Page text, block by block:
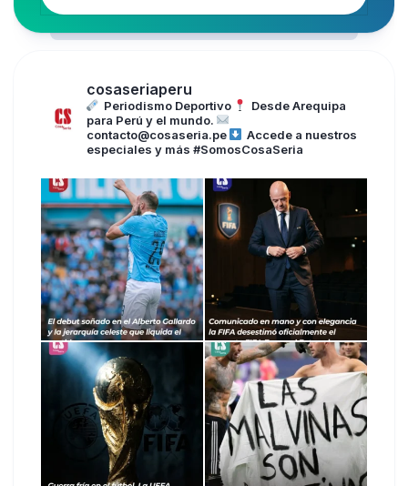
cosaseriaperu
Periodismo Deportivo
Desde Arequipa
para Perú y el mundo.
contacto@cosaseria.pe
Accede a nuestros
especiales y más #SomosCosaSeria